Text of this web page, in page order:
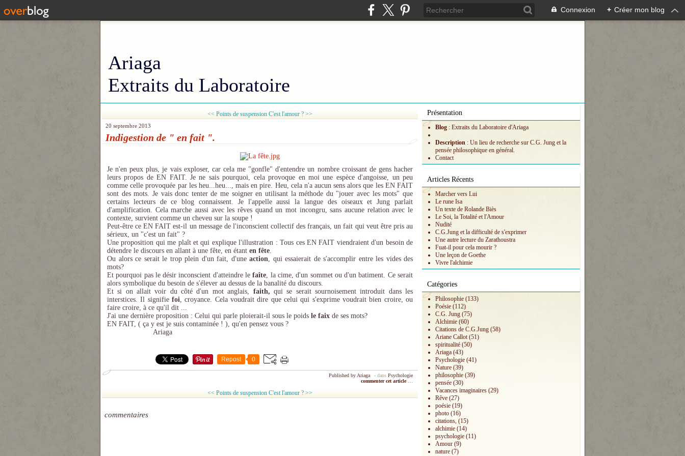
Connexion + Créer mon blog
Ariaga
Extraits du Laboratoire
<< Points de suspension C'est l'amour ? >>
20 septembre 2013
Indigestion de " en fait ".
Je n'en peux plus, je vais exploser, car cela me "gonfle" d'entendre un nombre croissant de gens hacher
leurs propos de EN FAIT. Je ne sais pourquoi, cela provoque en moi une espèce d'angoisse, un peu
comme celle provoquée par les heu...heu..., mais en pire. Heu, cela n'a aucun sens alors que les EN FAIT
sont des mots. Je vais donc tenter de me soigner en utilisant la méthode du "jouer avec les mots" que
certains lecteurs de ce blog connaissent. Je l'appelle aussi la langue des oiseaux et Jung parlait
d'amplification. Cela marche aussi avec les rêves quand un mot incongru, sans aucune relation avec le
contexte, survient comme un cheveu sur la soupe !
Peut-être ce EN FAIT est-il un message de l'inconscient collectif des français, un fait qui veut être pris au
sérieux, un "c'est un fait" ?
Une proposition qui me plaît et qui explique l'illustration : Tous ces EN FAIT viendraient d'un besoin de
détendre le discours en allant à une fête, en étant en fête
Ou alors ce serait le trop plein d'un fait, d'une action , qui essaierait de s'accomplir entre les vides des
mots?
Et pourquoi pas le désir inconscient d'atteindre lefaîte , la cime, d'un sommet ou d'un batiment. Ce serait
alors symbolique du besoin de s'élever au dessus de la banalité du discours.
Et si on allait voir du côté d'un mot anglais, faith, qui se serait sournoisement introduit dans les
interstices. Il signifie foi , croyance. Cela voudrait dire que celui qui s'exprime voudrait bien croire, ou
faire croire, à ce qu'il dit ...
J'ai une dernière proposition : Celui qui parle ploierait-il sous le poids le faix de ses mots?
EN FAIT, ( ça y est je suis contaminée ! ), qu'en pensez vous ?
Ariaga
Repost 0
Published by Ariaga - dans Psychologie
commenter cet article
<< Points de suspension C'est l'amour ? >>
commentaires
Présentation
Blog : Extraits du Laboratoire d'Ariaga
Description : Un lieu de recherche sur C.G. Jung et la
pensée philosophique en général.
Contact
Articles Récents
Marcher vers Lui
Le rune Isa
Un texte de Rolande Biès
Le Soi, la Totalité et l'Amour
Nudité
C.G.Jung et la difficulté de s'exprimer
Une autre lecture du Zarathoustra
Fuat-il pour cela mourir ?
Une leçon de Goethe
Vivre l'alchimie
Catégories
Philosophie (133)
Poésie (112)
C.G. Jung (75)
Alchimie (60)
Citations de C.G.Jung (58)
Ariane Callot(51)
spiritualité (50)
Ariaga (43)
Psychologie (41)
Nature (39)
philosophie (39)
pensée (30)
Vacances imaginaires (29)
Rêve (27)
poésie (19)
photo (16)
citations, (15)
alchimie (14)
psychologie (11)
Amour (9)
nature (7)